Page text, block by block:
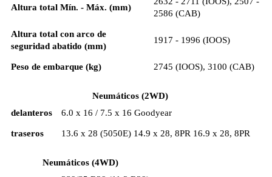
Altura total Mín. - Máx. (mm)
2586 (CAB)
Altura total con arco de
seguridad abatido (mm)
1917 - 1996 (IOOS)
Peso de embarque (kg) 2745 (IOOS), 3100 (CAB)
Neumáticos (2WD)
delanteros
6.0 x 16 / 7.5 x 16 Goodyear
traseros 13.6 x 28 (5050E) 14.9 x 28, 8PR 16.9 x 28, 8PR
Neumáticos (4WD)